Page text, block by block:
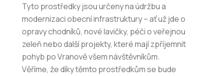
Tyto prostředky jsou určeny na údržbu a
modernizaci obecní infrastruktury – ať už jde o
opravy chodníků, nové lavičky, péči o veřejnou
zeleň nebo další projekty, které mají zpříjemnit
pohyb po Vranově všem návštěvníkům.
Věříme, že díky těmto prostředkům se bude